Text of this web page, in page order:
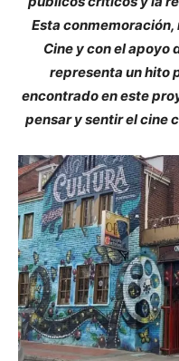
Esta conmemoración,
Cine y con el apoyo
representa un hito
encontrado en este
pensar y sentir el cine